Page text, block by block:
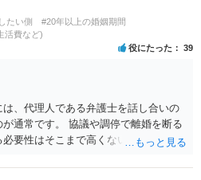
たい側
#20年以上の婚姻期間
活費など)
役にたった 39
、代理人である弁護士を話し合いの
通常です。 協議や調停で離婚を断る
要性はそこまで高くないようにも思
い状況である場合には代理人を立て